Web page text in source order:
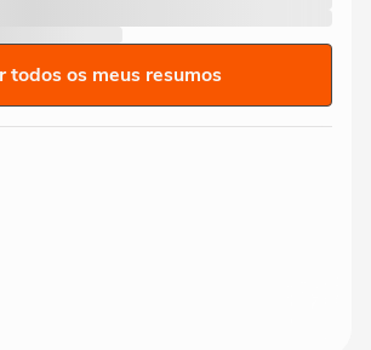
todos os meus resumos